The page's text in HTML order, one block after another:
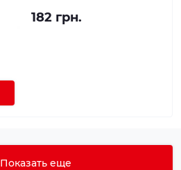
182 грн.
Показать еще